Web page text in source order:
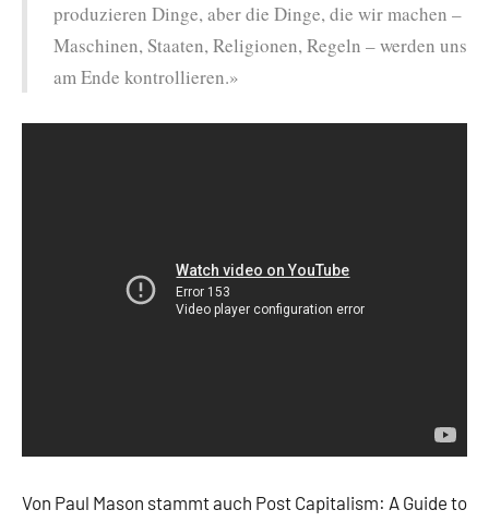
produzieren Dinge, aber die Dinge, die wir machen –
Maschinen, Staaten, Religionen, Regeln – werden uns
am Ende kontrollieren.»
Von Paul Mason stammt auch Post Capitalism: A Guide to